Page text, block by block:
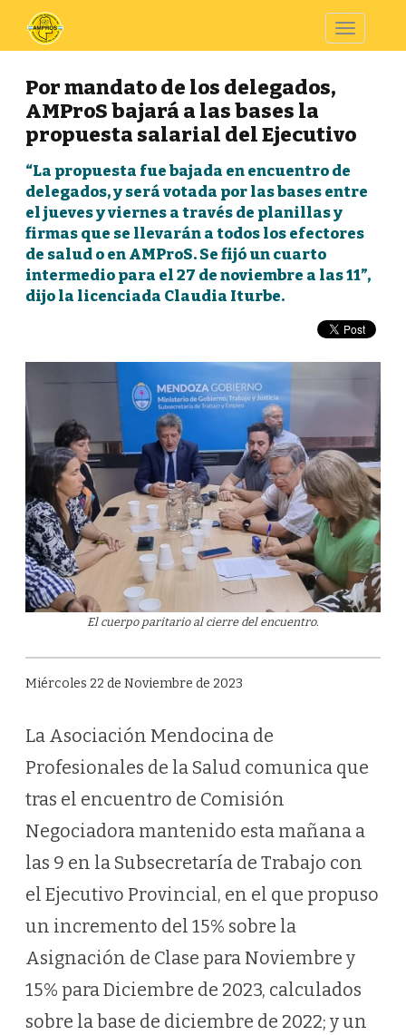
Toggle
Por mandato de los delegados,
AMProS bajará a las bases la
propuesta salarial del Ejecutivo
“La propuesta fue bajada en encuentro de
delegados, y será votada por las bases entre
el jueves y viernes a través de planillas y
firmas que se llevarán a todos los efectores
de salud o en AMProS. Se fijó un cuarto
intermedio para el 27 de noviembre a las 11”,
dijo la licenciada Claudia Iturbe.
El cuerpo paritario al cierre del encuentro.
Miércoles 22 de Noviembre de 2023
La Asociación Mendocina de
Profesionales de la Salud comunica que
tras el encuentro de Comisión
Negociadora mantenido esta mañana a
las 9 en la Subsecretaría de Trabajo con
el Ejecutivo Provincial, en el que propuso
un incremento del 15% sobre la
Asignación de Clase para Noviembre y
15% para Diciembre de 2023, calculados
sobre la base de diciembre de 2022; y un